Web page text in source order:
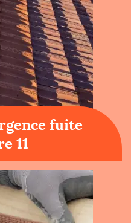
fuite
11